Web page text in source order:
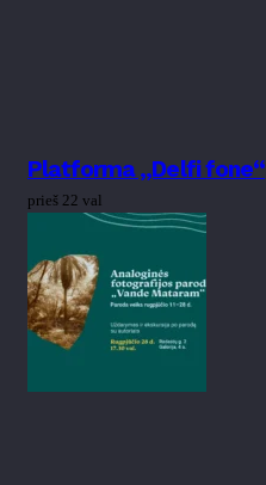
Platforma „Delfi fone“
prieš 22 val